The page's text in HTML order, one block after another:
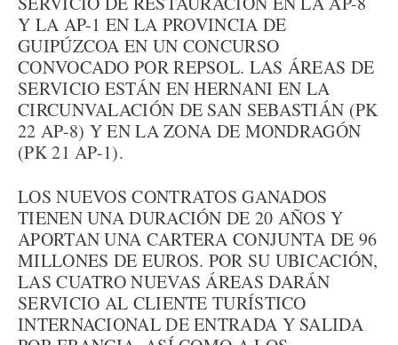
Y LA AP-1 EN LA PROVINCIA DE
GUIPÚZCOA EN UN CONCURSO
CONVOCADO POR REPSOL. LAS ÁREAS DE
SERVICIO ESTÁN EN HERNANI EN LA
CIRCUNVALACIÓN DE SAN SEBASTIÁN (PK
22 AP-8) Y EN LA ZONA DE MONDRAGÓN
(PK 21 AP-1).
LOS NUEVOS CONTRATOS GANADOS
TIENEN UNA DURACIÓN DE 20 AÑOS Y
APORTAN UNA CARTERA CONJUNTA DE 96
MILLONES DE EUROS. POR SU UBICACIÓN,
LAS CUATRO NUEVAS ÁREAS DARÁN
SERVICIO AL CLIENTE TURÍSTICO
INTERNACIONAL DE ENTRADA Y SALIDA